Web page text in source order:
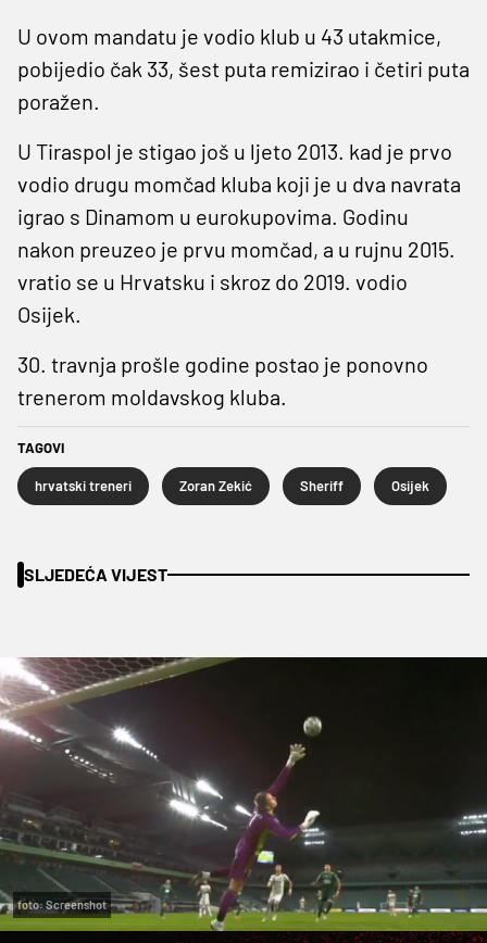
U ovom mandatu je vodio klub u 43 utakmice,
pobijedio čak 33, šest puta remizirao i četiri puta
poražen.
U Tiraspol je stigao još u ljeto 2013. kad je prvo
vodio drugu momčad kluba koji je u dva navrata
igrao s Dinamom u eurokupovima. Godinu
nakon preuzeo je prvu momčad, a u rujnu 2015.
vratio se u Hrvatsku i skroz do 2019. vodio
Osijek.
30. travnja prošle godine postao je ponovno
trenerom moldavskog kluba.
TAGOVI
hrvatski treneri Zoran Zekić Sheriff Osijek
SLJEDEĆA VIJEST
foto: Screenshot